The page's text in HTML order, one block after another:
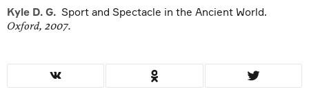
Kyle D. G. Sport and Spectacle in the Ancient World.
Oxford, 2007.